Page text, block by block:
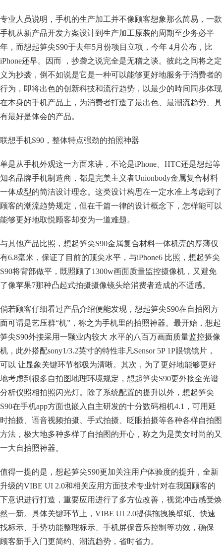
专业人员说明，手机的生产加工并不像顾客想象那么简易，一款
手机从新产品开发方案设计到生产加工原装的周期至少务必半
年，而想起笋尖S90于去年5月份项目立项，今年 4月公布，比
iPhone还早。因而 ，抄袭之说完全是无稽之谈。彼此之间将之定
义为抄袭，倒不如说是它是一种可以能够更好地服务于消费者的
行为，即将出色的创新科技和流行趋势，以最少的時间同歩体现
在本身的手机产品上，为消费者打造了最出色、最潮流趋势、具
有最好是体会的产品。
联想手机S90，整体特点强劲的拍照神器
单是从手机外观这一方面来讲，不论是iPhone、HTC还是想起等
知名品牌手机制造商，都是完美主义者Unionbody金属复合材料
一体成型的简洁设计理念。这类设计构思在一定水准上考虑到了
顾客的潮流趋势规定，但在千篇一律的设计概念下，怎样能可以
能够更好地取悦顾客却变为一道难题。
与其他产品比照，想起笋尖S90金属复合材料一体机壳的厚薄仅
有6.8毫米，保证了目前的顶尖水平，与iPhone6 比照，想起笋尖
S90将背部做平，既照顾了1300w画面质量监控摄像机，又避免
了像苹果7那种凸起式拍摄摄像镜头给消费者造成的不适感。
倘若顾客仔细看过产品介绍便能发现，想起笋尖S90在自拍图方
面可谓是艺压群“机”，称之为手机里的拍照神器。最开始，想起
笋尖S90外接采用一颗业内较大 水平的八百万画面质量监控摄像
机，此外搭配sony1/3.2英寸的特性非凡Sensor 5P 1P眼镜镜片，
可以 让显象关键环节都极为清晰。其次，为了更好地能够更好
地考虑到很多自拍图地理环境规定，想起笋尖S90更外接全光谱
分析仪照相拍照闪光灯。除了系统配置的提升以外，想起笋尖
S90在手机app方面也嵌入自主研发的十分数码相机4.1，可用延
时拍摄、语音视频拍摄、手式拍摄、眨眼拍摄等各种各样自拍图
方法，极大地多种多样了自拍图的开心，称之为是美女时尚的又
一大自拍照神器。
值得一提的是，想起笋尖S90更加关注用户体验度的提升，全新
升级的VIBE UI 2.0和相关应用方面技术专业针对在我国顾客的
下意识进行打造，重要应用进行了多方位改善，视觉冲击感受焕
然一新。具体关键环节上，VIBE UI 2.0提供拖拽换壁纸、快速
找标示、手势功能整理标示、手机屏保音乐控制等功效，确保
顾客新手入门更简约、潮流趋势，省时省力。